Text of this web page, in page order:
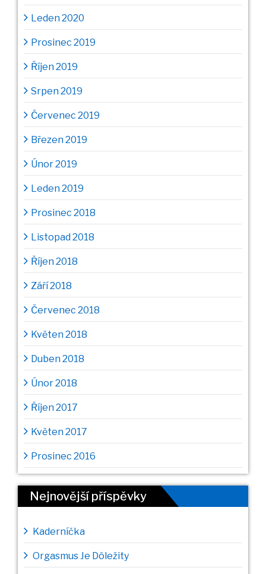
Leden 2020
Prosinec 2019
Říjen 2019
Srpen 2019
Červenec 2019
Březen 2019
Únor 2019
Leden 2019
Prosinec 2018
Listopad 2018
Říjen 2018
Září 2018
Červenec 2018
Květen 2018
Duben 2018
Únor 2018
Říjen 2017
Květen 2017
Prosinec 2016
Nejnovější příspěvky
Kaderníčka
Orgasmus Je Dôležity